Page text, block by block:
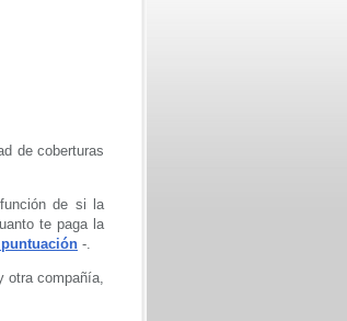
de coberturas
de si la
te paga la
-.
otra compañía,